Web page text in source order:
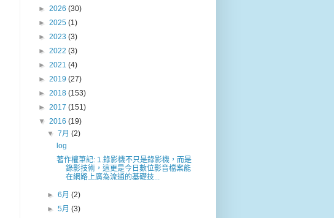
► 2026 (30)
► 2025 (1)
► 2023 (3)
► 2022 (3)
► 2021 (4)
► 2019 (27)
► 2018 (153)
► 2017 (151)
▼ 2016 (19)
▼7月(2)
log
著作權筆記: 1.錄影機不只是錄影機，而是
錄影技術，這更是今日數位影音檔案能
在網路上廣為流通的基礎技...
►6月(2)
►5月(3)